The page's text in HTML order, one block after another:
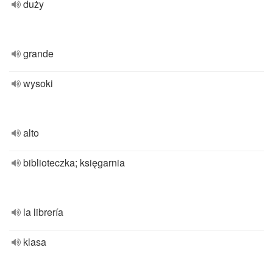
duży
grande
wysoki
alto
biblioteczka; księgarnia
la librería
klasa